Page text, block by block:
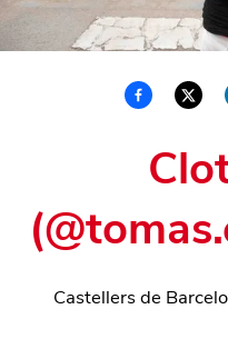
Castellers de